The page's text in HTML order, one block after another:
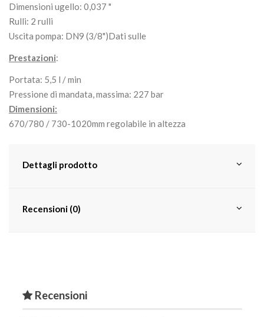
Dimensioni ugello: 0,037 "
Rulli: 2 rulli
Uscita pompa: DN9 (3/8")Dati sulle
Prestazioni:
Portata: 5,5 l / min
Pressione di mandata, massima: 227 bar
Dimensioni:
670/780 / 730-1020mm regolabile in altezza
Dettagli prodotto
Recensioni (0)
Recensioni